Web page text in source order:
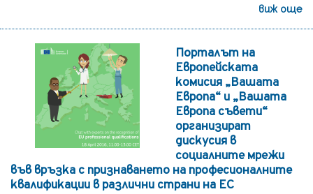
виж още
Порталът на
Европейската
комисия „Вашата
Европа“ и „Вашата
Европа съвети“
организират
дискусия в
социалните мрежи
във връзка с признаването на професионалните
квалификации в различни страни на ЕС